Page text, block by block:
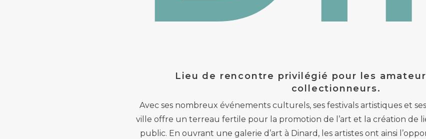
Lieu de rencontre privilégié pour les
collectionneurs.
Avec ses nombreux événements culturels, ses festivals artistiques et
ville offre un terreau fertile pour la promotion de l’art et la création de
public. En ouvrant une galerie d’art à Dinard, les artistes ont ainsi